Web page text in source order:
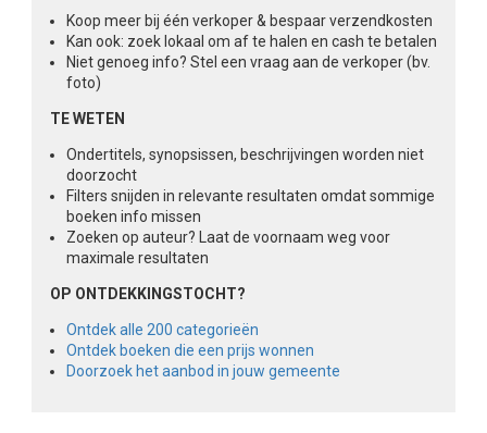
Koop meer bij één verkoper & bespaar verzendkosten
Kan ook: zoek lokaal om af te halen en cash te betalen
Niet genoeg info? Stel een vraag aan de verkoper (bv.
foto)
TE WETEN
Ondertitels, synopsissen, beschrijvingen worden niet
doorzocht
Filters snijden in relevante resultaten omdat sommige
boeken info missen
Zoeken op auteur? Laat de voornaam weg voor
maximale resultaten
OP ONTDEKKINGSTOCHT?
Ontdek alle 200 categorieën
Ontdek boeken die een prijs wonnen
Doorzoek het aanbod in jouw gemeente